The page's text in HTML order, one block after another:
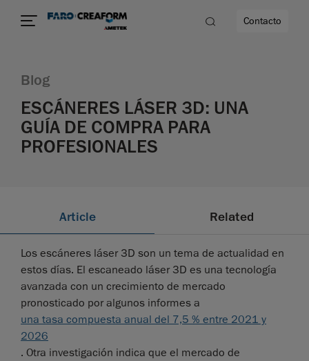
Contacto
Blog
ESCÁNERES LÁSER 3D: UNA
GUÍA DE COMPRA PARA
PROFESIONALES
Article Related
Los escáneres láser 3D son un tema de actualidad en
estos días. El escaneado láser 3D es una tecnología
avanzada con un crecimiento de mercado
pronosticado por algunos informes a
una tasa compuesta anual del 7,5 % entre 2021 y
2026
. Otra investigación indica que el mercado de